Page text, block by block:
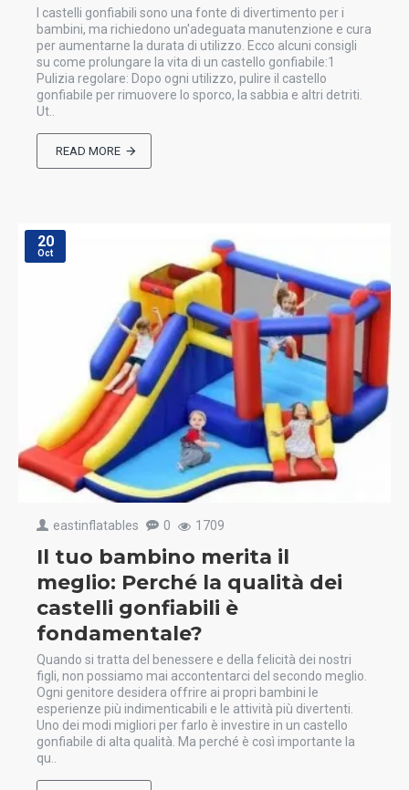
I castelli gonfiabili sono una fonte di divertimento per i
bambini, ma richiedono un'adeguata manutenzione e cura
per aumentarne la durata di utilizzo. Ecco alcuni consigli
su come prolungare la vita di un castello gonfiabile:1
Pulizia regolare: Dopo ogni utilizzo, pulire il castello
gonfiabile per rimuovere lo sporco, la sabbia e altri detriti.
Ut..
READ MORE
20
Oct
eastinflatables 0 1709
Il tuo bambino merita il
meglio: Perché la qualità dei
castelli gonfiabili è
fondamentale?
Quando si tratta del benessere e della felicità dei nostri
figli, non possiamo mai accontentarci del secondo meglio.
Ogni genitore desidera offrire ai propri bambini le
esperienze più indimenticabili e le attività più divertenti.
Uno dei modi migliori per farlo è investire in un castello
gonfiabile di alta qualità. Ma perché è così importante la
qu..